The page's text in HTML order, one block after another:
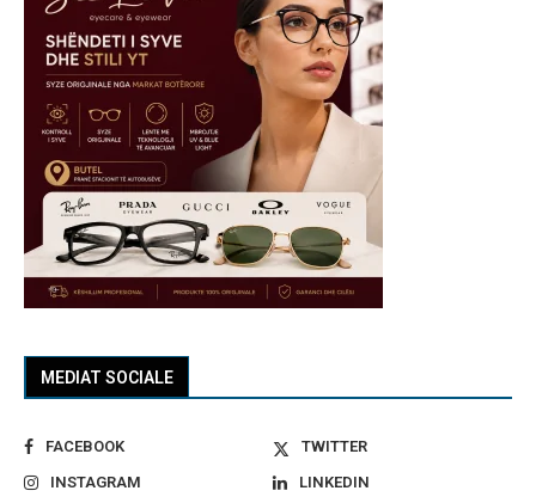
MEDIAT SOCIALE
FACEBOOK
TWITTER
INSTAGRAM
LINKEDIN